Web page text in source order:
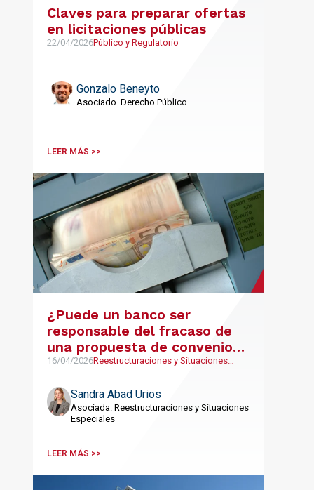
Claves para preparar ofertas
en licitaciones públicas
22/04/2026Público y Regulatorio
Gonzalo Beneyto
Asociado. Derecho Público
LEER MÁS >>
¿Puede un banco ser
responsable del fracaso de
una propuesta de convenio
concursal?
16/04/2026Reestructuraciones y Situaciones
Sandra Abad Urios
Asociada. Reestructuraciones y Situaciones
Especiales
LEER MÁS >>